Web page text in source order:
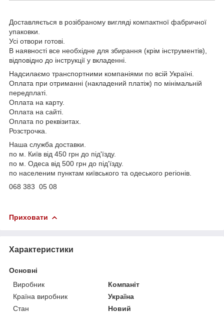
Доставляється в розібраному вигляді компактної фабричної
упаковки.
Усі отвори готові.
В наявності все необхідне для збирання (крім інструментів),
відповідно до інструкції у вкладенні.
Надсилаємо транспортними компаніями по всій Україні.
Оплата при отриманні (накладений платіж) по мінімальній
передплаті.
Оплата на карту.
Оплата на сайті.
Оплата по реквізитах.
Розстрочка.
Наша служба доставки.
по м. Київ від 450 грн до під'їзду.
по м. Одеса від 500 грн до під'їзду.
по населеним пунктам київського та одеського регіонів.
068 383 05 08
Приховати
Характеристики
Основні
Виробник
Компаніт
Країна виробник
Україна
Стан
Новий